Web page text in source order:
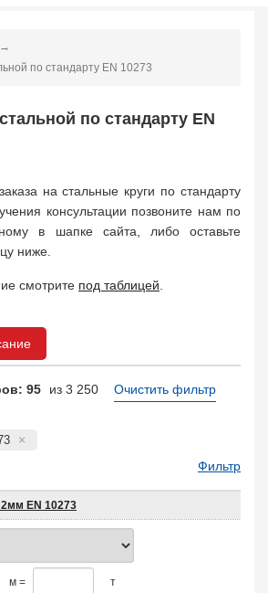
14
по стандарту EN 10273
по стандарту EN
на стальные круги по стандарту
консультации позвоните нам по
в шапке сайта, либо оставьте
ниже.
смотрите под таблицей
95 из 3 250 Очистить фильтр
Фильтр
2мм EN 10273
м = т